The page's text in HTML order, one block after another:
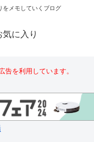
をメモしていくブログ
に入り
告を利用しています。